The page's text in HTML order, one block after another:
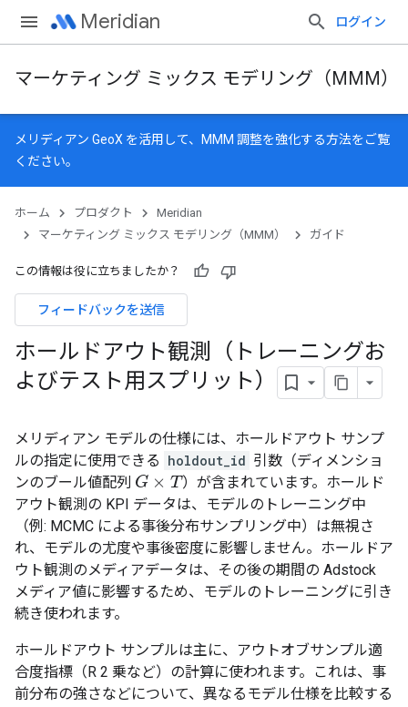
Meridian ログイン
マーケティング ミックス モデリング（MMM）
メリディアン GeoX を活用して、MMM 調整を強化する方法をご覧
ください。
ホーム プロダクト
Meridian
マーケティング ミックス モデリング（MMM）
ガイド
この情報は役に立ちましたか？
フィードバックを送信
ホールドアウト観測（トレーニングお
よびテスト用スプリット）
メリディアン モデルの仕様には、ホールドアウト サンプ
ルの指定に使用できる holdout_id 引数（ディメンショ
ンのブール値配列 G × T
G× T
）が含まれています。ホールド
アウト観測の KPI データは、モデルのトレーニング中
（例: MCMC による事後分布サンプリング中）は無視さ
れ、モデルの尤度や事後密度に影響しません。ホールドア
ウト観測のメディアデータは、その後の期間の Adstock
メディア値に影響するため、モデルのトレーニングに引き
続き使われます。
ホールドアウト サンプルは主に、アウトオブサンプル適
合度指標（R 2 乗など）の計算に使われます。これは、事
前分布の強さなどについて、異なるモデル仕様を比較する